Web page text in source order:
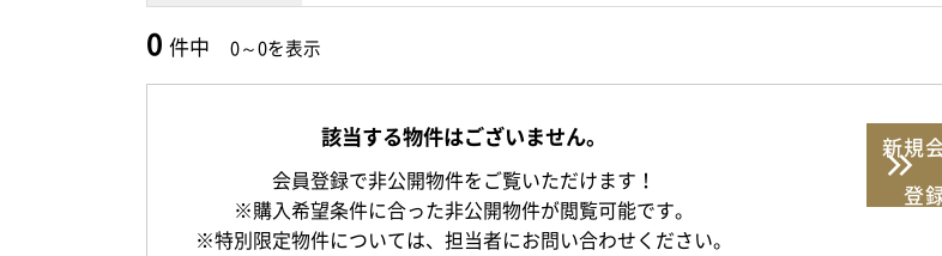
0 件中 0～0を表示
該当する物件はございません。
会員登録で非公開物件をご覧いただけます！
※購入希望条件に合った非公開物件が閲覧可能です。
※特別限定物件については、担当者にお問い合わせください。
新規
登